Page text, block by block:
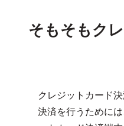
そもそもク
クレジットカード
決済を行うために